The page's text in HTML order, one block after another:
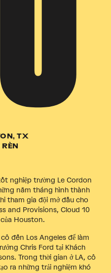
TX
nghiệp trường Le Cordon
năm tháng hình thành
tham gia đội mở đầu cho
and Provisions, Cloud 10
Houston.
đến Los Angeles để làm
Chris Ford tại Khách
Trong thời gian ở LA, cô
ra những trải nghiệm khó